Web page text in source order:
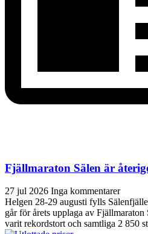
Fjällmaraton Sälen är
27 jul 2026 Inga kommentarer
Helgen 28-29 augusti fylls
går för årets upplaga av
varit rekordstort och samtliga 2 850